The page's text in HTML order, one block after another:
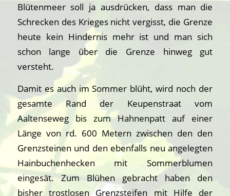
Blütenmeer soll ja ausdrücken, dass man die
Schrecken des Krieges nicht vergisst, die Grenze
heute kein Hindernis mehr ist und man sich
schon lange über die Grenze hinweg gut
versteht.
Damit es auch im Sommer blüht, wird noch der
gesamte Rand der Keupenstraat vom
Aaltenseweg bis zum Hahnenpatt auf einer
Länge von rd. 600 Metern zwischen den den
Grenzsteinen und den ebenfalls neu angelegten
Hainbuchenhecken mit Sommerblumen
eingesät. Zum Blühen gebracht haben den
bisher trostlosen Grenzsteifen mit Hilfe der